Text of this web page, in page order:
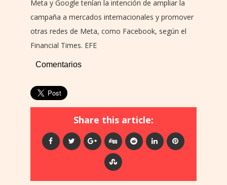
Meta y Google tenían la intención de ampliar la
campaña a mercados internacionales y promover
otras redes de Meta, como Facebook, según el
Financial Times. EFE
Comentarios
Share this article: